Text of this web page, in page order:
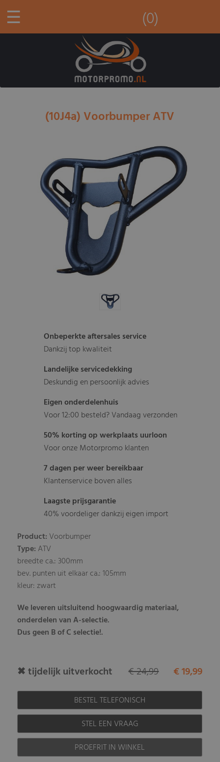
☰ (0)
(10J4a) Voorbumper ATV
Onbeperkte aftersales service
Dankzij top kwaliteit
Landelijke servicedekking
Deskundig en persoonlijk advies
Eigen onderdelenhuis
Voor 12:00 besteld? Vandaag verzonden
50% korting op werkplaats uurloon
Voor onze Motorpromo klanten
7 dagen per weer bereikbaar
Klantenservice boven alles
Laagste prijsgarantie
40% voordeliger dankzij eigen import
Product: Voorbumper
Type: ATV
breedte ca.: 300mm
bev. punten uit elkaar ca.: 105mm
kleur: zwart
We leveren uitsluitend hoogwaardig materiaal,
onderdelen van A-selectie.
Dus geen B of C selectie!.
✖ tijdelijk uitverkocht € 19,99
€ 24,99
BESTEL TELEFONISCH
STEL EEN VRAAG
PROEFRIT IN WINKEL